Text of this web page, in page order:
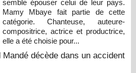
semble épouser celui de leur pays.
Mamy Mbaye fait partie de cette
catégorie. Chanteuse, auteure-
compositrice, actrice et productrice,
elle a été choisie pour...
décède dans un accident